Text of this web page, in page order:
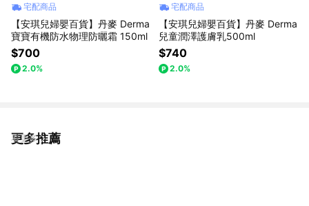
宅配商品
【安琪兒婦嬰百貨】丹麥 Derma
寶寶有機防水物理防曬霜 150ml
$700
2.0%
宅配商品
【安琪兒婦嬰百貨】丹麥 Derma
兒童潤澤護膚乳500ml
$740
2.0%
更多推薦
看更多